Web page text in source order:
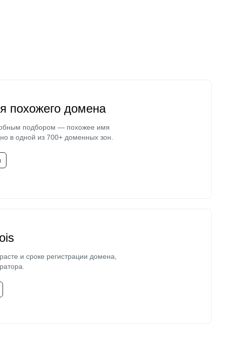
похожего домена
подбором — похожее имя
в одной из 700+ доменных зон.
и сроке регистрации домена,